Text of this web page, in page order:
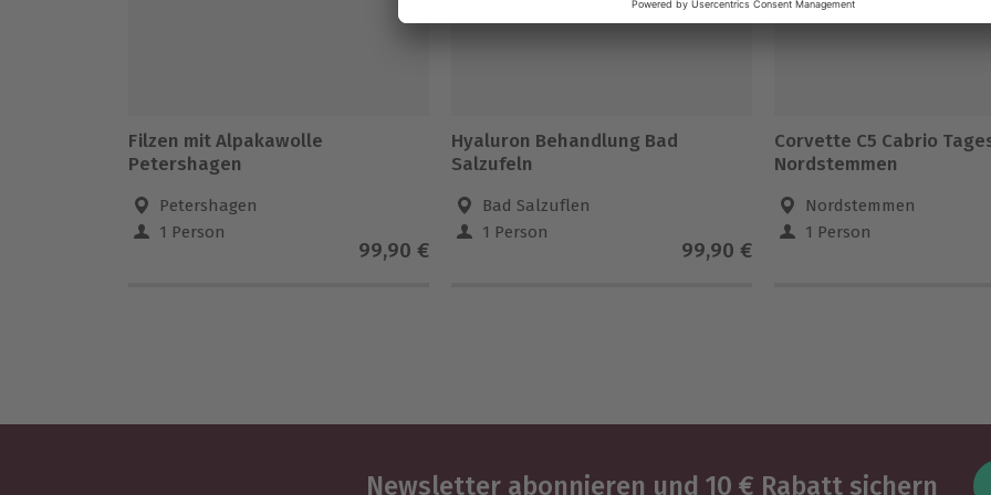
Filzen mit Alpakawolle
Petershagen
Petershagen
1 Person
99,90 €
Hyaluron Behandlung Bad
Salzufeln
Bad Salzuflen
1 Person
99,90 €
Corvette C5 Cabrio
Nordstemmen
Nordstemmen
1 Person
Newsletter abonnieren und 10 € Rabatt sichern